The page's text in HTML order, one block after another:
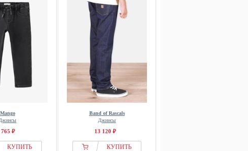
Mango
765 ₽
КУПИТЬ
Band of Rascals
Джинсы
13 120 ₽
КУПИТЬ